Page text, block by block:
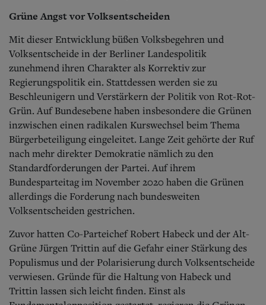
Grüne Angst vor Volksentscheiden
Mit dieser Entwicklung büßen Volksbegehren und
Volksentscheide in der Berliner Landespolitik
zunehmend ihren Charakter als Korrektiv zur
Regierungspolitik ein. Stattdessen werden sie zu
Beschleunigern und Verstärkern der Politik von Rot-Rot-
Grün. Auf Bundesebene haben insbesondere die Grünen
inzwischen einen radikalen Kurswechsel beim Thema
Bürgerbeteiligung eingeleitet. Lange Zeit gehörte der Ruf
nach mehr direkter Demokratie nämlich zu den
Standardforderungen der Partei. Auf ihrem
Bundesparteitag im November 2020 haben die Grünen
allerdings die Forderung nach bundesweiten
Volksentscheiden gestrichen.
Zuvor hatten Co-Parteichef Robert Habeck und der Alt-
Grüne Jürgen Trittin auf die Gefahr einer Stärkung des
Populismus und der Polarisierung durch Volksentscheide
verwiesen. Gründe für die Haltung von Habeck und
Trittin lassen sich leicht finden. Einst als